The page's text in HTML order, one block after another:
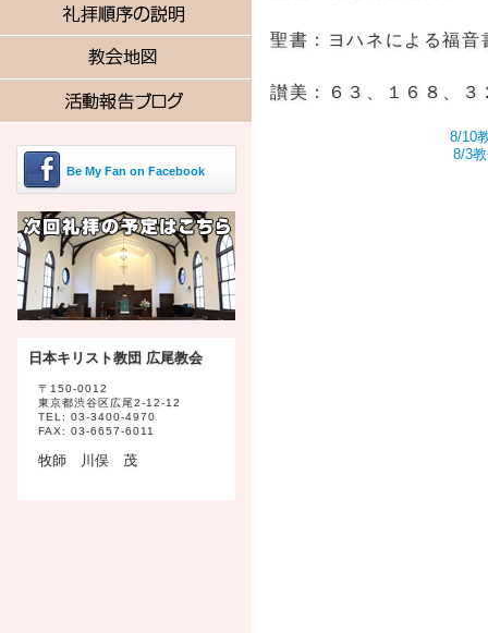
聖書：ヨハネによる福
讃美：６３、１６８、３
8/10
8/3
Be My Fan on Facebook
日本キリスト教団 広尾教会
〒150-0012
東京都渋谷区広尾2-12-12
TEL: 03-3400-4970
FAX: 03-6657-6011
牧師 川俣 茂